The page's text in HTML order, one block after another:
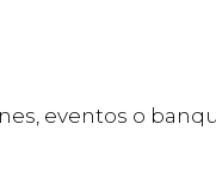
eventos o